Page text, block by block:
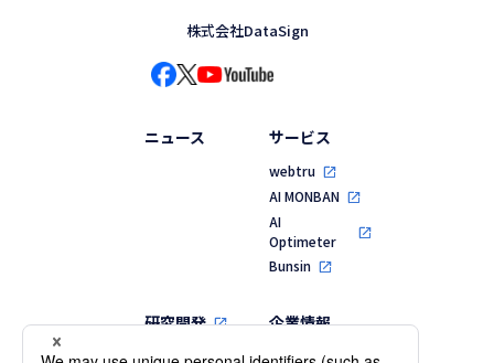
株式会社DataSign
ニュース サービス
webtru
AI MONBAN
AI
Optimeter
Bunsin
研究開発 企業情報
代表メッセージ